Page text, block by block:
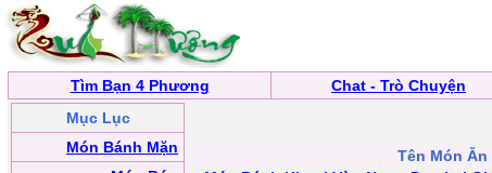
Tìm Bạn 4 Phương Chat - Trò Chuyện
Mục Lục
Món Bánh Mặn
Tên Món Ăn